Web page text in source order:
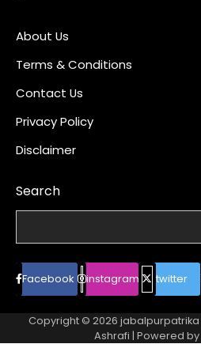
About Us
Terms & Conditions
Contact Us
Privacy Policy
Disclaimer
Search
Facebook instagram twitter
Copyright © 2026 jabalpurpatrika
Ashrafi | Powered by